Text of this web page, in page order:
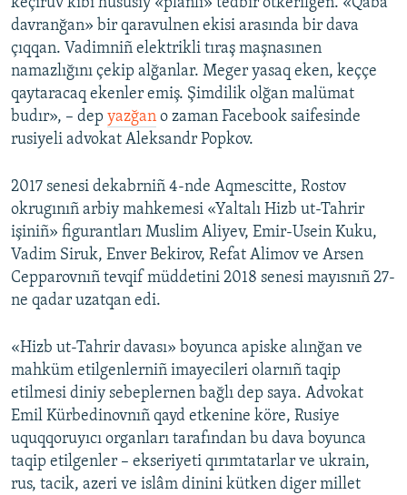
keçirüv kibi hususiy «planlı» tedbir ötkerilgen. «Qaba
davranğan» bir qaravulnen ekisi arasında bir dava
çıqqan. Vadimniñ elektrikli tıraş maşnasınen
namazlığını çekip alğanlar. Meger yasaq eken, keççe
qaytaracaq ekenler emiş. Şimdilik olğan malümat
budır», – dep yazğan o zaman Facebook saifesinde
rusiyeli advokat Aleksandr Popkov.
2017 senesi dekabrniñ 4-nde Aqmescitte, Rostov
okrugınıñ arbiy mahkemesi «Yaltalı Hizb ut-Tahrir
işiniñ» figurantları Muslim Aliyev, Emir-Usein Kuku,
Vadim Siruk, Enver Bekirov, Refat Alimov ve Arsen
Cepparovnıñ tevqif müddetini 2018 senesi mayısnıñ 27-
ne qadar uzatqan edi.
«Hizb ut-Tahrir davası» boyunca apiske alınğan ve
mahküm etilgenlerniñ imayecileri olarnıñ taqip
etilmesi diniy sebeplernen bağlı dep saya. Advokat
Emil Kürbedinovnıñ qayd etkenine köre, Rusiye
uquqqoruyıcı organları tarafından bu dava boyunca
taqip etilgenler – ekseriyeti qırımtatarlar ve ukrain,
rus, tacik, azeri ve islâm dinini kütken diger millet